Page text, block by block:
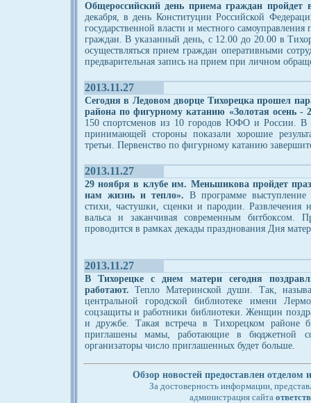
Общероссийский день приема граждан пройдет
декабря, в день Конституции Российской
государственной власти и местного
граждан. В указанный день, с 12.00 до 20.00 в
осуществляться прием граждан оперативными
предварительная запись на прием при личном
2013.11.27
Сегодня в Ледовом дворце Тихорецка прошел
района по фигурному катанию «Золотая осень -
150 спортсменов из 10 городов ЮФО и России. В
принимающей стороны показали хорошие
третьи. Первенство по фигурному катанию
2013.11.27
29 ноября в клубе им. Меньшикова пройдет
нам жизнь и тепло». В программе выступление
стихи, частушки, сценки и пародии. Развлечения
вальса и заканчивая современным битбоксом.
проводится в рамках декады празднования Дня
2013.11.27
В Тихорецке с днем матери сегодня
работают. Тепло Материнской души. Так,
центральной городской библиотеке имени
соцзащиты и работники библиотеки. Женщин
и дружбе. Такая встреча в Тихорецком районе
приглашены мамы, работающие в бюджетной
организаторы число приглашенных будет больше.
Обзор новостей предоставлен
За достоверность информации,
администрация сайта